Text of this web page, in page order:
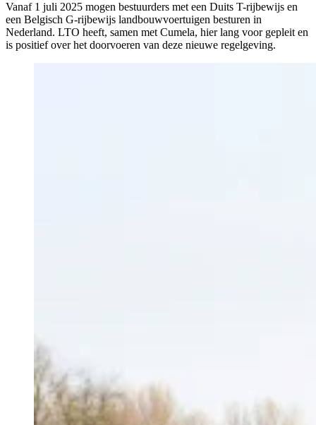
Vanaf 1 juli 2025 mogen bestuurders met een Duits T-rijbewijs en
een Belgisch G-rijbewijs landbouwvoertuigen besturen in
Nederland. LTO heeft, samen met Cumela, hier lang voor gepleit en
is positief over het doorvoeren van deze nieuwe regelgeving.